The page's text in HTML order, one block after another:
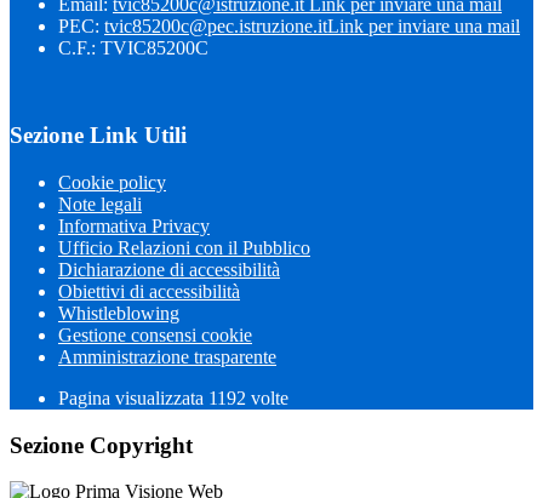
PEC: tvic85200c@pec.istruzione.itLink per inviare una mail
C.F.: TVIC85200C
Sezione Link Utili
Cookie policy
Note legali
Informativa Privacy
Ufficio Relazioni con il Pubblico
Dichiarazione di accessibilità
Obiettivi di accessibilità
Whistleblowing
Gestione consensi cookie
Amministrazione trasparente
Pagina visualizzata 1192 volte
Sezione Copyright